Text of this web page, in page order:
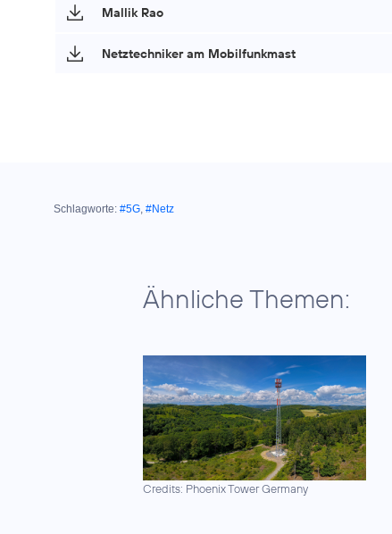
Mallik Rao
Netztechniker am Mobilfunkmast
Schlagworte: #5G, #Netz
Ähnliche Themen:
Credits: Phoenix Tower Germany